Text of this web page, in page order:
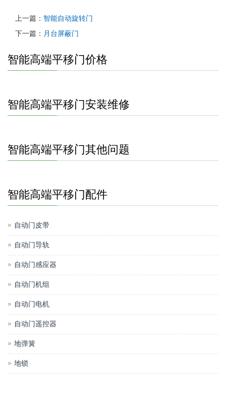
上一篇： 智能自动旋转门
下一篇： 月台屏蔽门
智能高端平移门价格
智能高端平移门安装维修
智能高端平移门其他问题
智能高端平移门配件
自动门皮带
自动门导轨
自动门感应器
自动门机组
自动门电机
自动门遥控器
地弹簧
地锁